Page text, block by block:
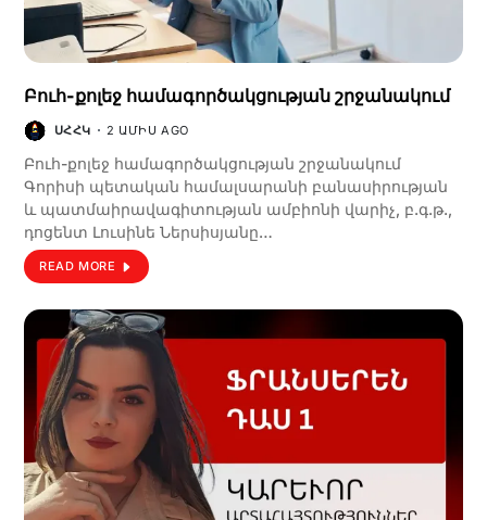
Բուհ-քոլեջ համագործակցության շրջանակում
ՍՀՀԿ 2 ԱՄԻՍ AGO
Բուհ-քոլեջ համագործակցության շրջանակում
Գորիսի պետական համալսարանի բանասիրության
և պատմաիրավագիտության ամբիոնի վարիչ, բ.գ.թ.,
դոցենտ Լուսինե Ներսիսյանը…
READ MORE